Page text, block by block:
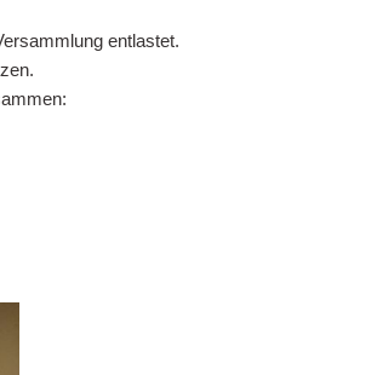
entlastet.